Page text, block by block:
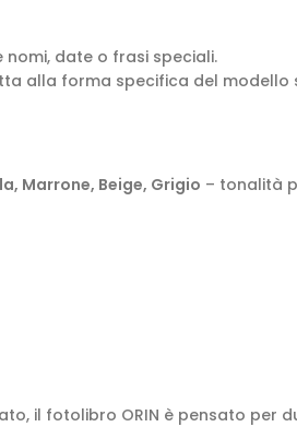
date o frasi speciali.
alla forma specifica del modello
Marrone, Beige, Grigio – tonalità
il fotolibro ORIN è pensato per